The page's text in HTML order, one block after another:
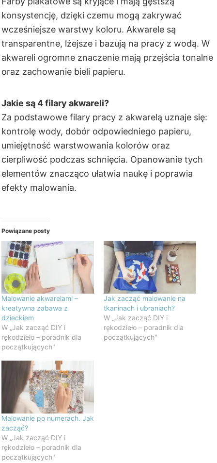
konsystencję, dzięki czemu mogą zakrywać
wcześniejsze warstwy koloru. Akwarele są
transparentne, lżejsze i bazują na pracy z wodą. W
akwareli ogromne znaczenie mają przejścia tonalne
oraz zachowanie bieli papieru.
Jakie są 4 filary akwareli?
Za podstawowe filary pracy z akwarelą uznaje się:
kontrolę wody, dobór odpowiedniego papieru,
umiejętność warstwowania kolorów oraz
cierpliwość podczas schnięcia. Opanowanie tych
elementów znacząco ułatwia naukę i poprawia
efekty malowania.
Powiązane posty
Malowanie akwarelami –
kreatywna zabawa z
dzieckiem
W „Jak zacząć DIY i
rękodzieło – poradnik dla
początkujących"
Jak zacząć malowanie na
tkaninach i ubraniach?
W „Jak zacząć DIY i
rękodzieło – poradnik dla
początkujących"
Malowanie po numerach. Jak
zacząć?
W „Jak zacząć DIY i
rękodzieło – poradnik dla
początkujących"